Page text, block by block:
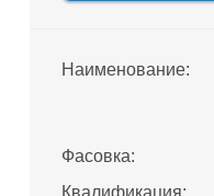
Наименование:
Фасовка:
Квалификация: